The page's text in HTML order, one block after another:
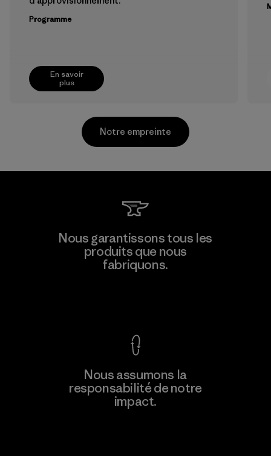
En savoir
plus
Programme
Singtex Industrial
Material-supplier
Notre empreinte
Nous garantissons tous les
produits que nous
fabriquons.
Nous assumons la
responsabilité de notre
impact.